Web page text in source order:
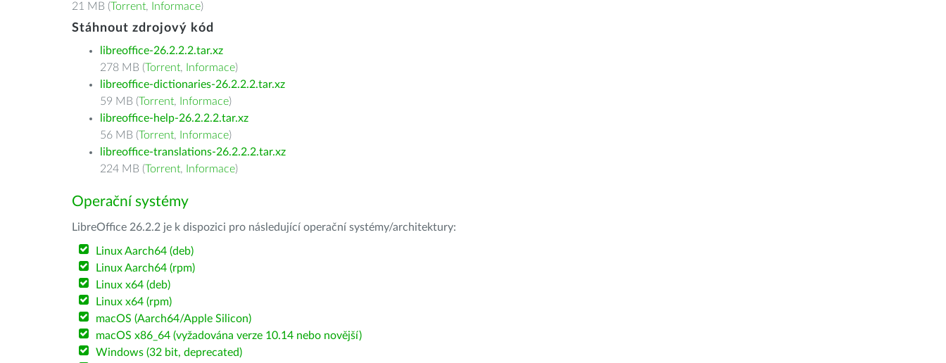
21 MB (Torrent, Informace)
Stáhnout zdrojový kód
libreoffice-26.2.2.2.tar.xz
278 MB (Torrent, Informace)
libreoffice-dictionaries-26.2.2.2.tar.xz
59 MB (Torrent, Informace)
libreoffice-help-26.2.2.2.tar.xz
56 MB (Torrent, Informace)
libreoffice-translations-26.2.2.2.tar.xz
224 MB (Torrent, Informace)
Operační systémy
LibreOffice 26.2.2 je k dispozici pro následující operační systémy/architektury:
Linux Aarch64 (deb)
Linux Aarch64 (rpm)
Linux x64 (deb)
Linux x64 (rpm)
macOS (Aarch64/Apple Silicon)
macOS x86_64 (vyžadována verze 10.14 nebo novější)
Windows (32 bit, deprecated)